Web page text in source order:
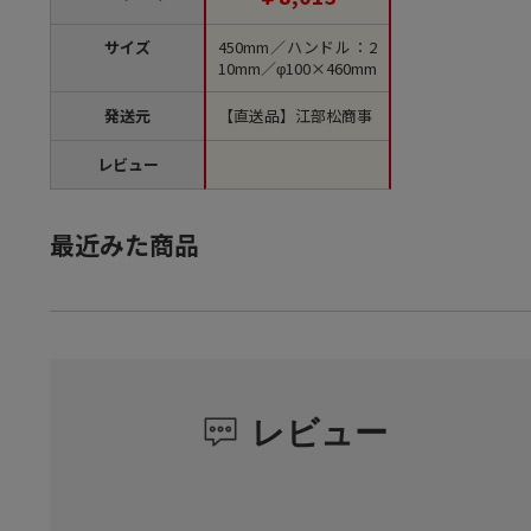
サイズ
発送元
レビュー
450mm／ハンドル：2
10mm／φ100×460mm
【直送品】江部松商事
最近みた商品
レビュー